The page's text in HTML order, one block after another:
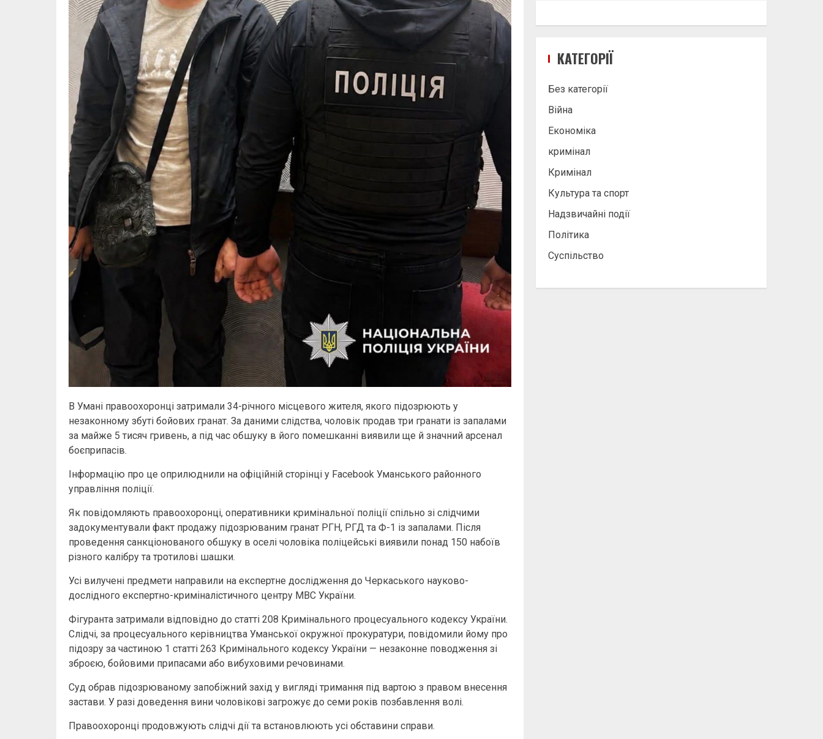
В Умані правоохоронці затримали 34-річного місцевого жителя, якого підозрюють у
незаконному збуті бойових гранат. За даними слідства, чоловік продав три гранати із запалами
за майже 5 тисяч гривень, а під час обшуку в його помешканні виявили ще й значний арсенал
боєприпасів.
Інформацію про це оприлюднили на офіційній сторінці у Facebook Уманського районного
управління поліції.
Як повідомляють правоохоронці, оперативники кримінальної поліції спільно зі слідчими
задокументували факт продажу підозрюваним гранат РГН, РГД та Ф-1 із запалами. Після
проведення санкціонованого обшуку в оселі чоловіка поліцейські виявили понад 150 набоїв
різного калібру та тротилові шашки.
Усі вилучені предмети направили на експертне дослідження до Черкаського науково-
дослідного експертно-криміналістичного центру МВС України.
Фігуранта затримали відповідно до статті 208 Кримінального процесуального кодексу України.
Слідчі, за процесуального керівництва Уманської окружної прокуратури, повідомили йому про
підозру за частиною 1 статті 263 Кримінального кодексу України — незаконне поводження зі
зброєю, бойовими припасами або вибуховими речовинами.
Суд обрав підозрюваному запобіжний захід у вигляді тримання під вартою з правом внесення
застави. У разі доведення вини чоловікові загрожує до семи років позбавлення волі.
Правоохоронці продовжують слідчі дії та встановлюють усі обставини справи.
КАТЕГОРІЇ
Без категорії
Війна
Економіка
кримінал
Кримінал
Культура та спорт
Надзвичайні події
Політика
Суспільство